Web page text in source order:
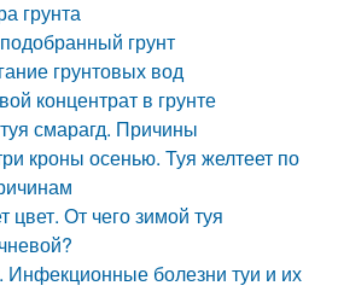
грунта
грунт
грунтовых вод
концентрат в грунте
смарагд. Причины
кроны осенью. Туя желтеет по
цвет. От чего зимой туя
Инфекционные болезни туи и их